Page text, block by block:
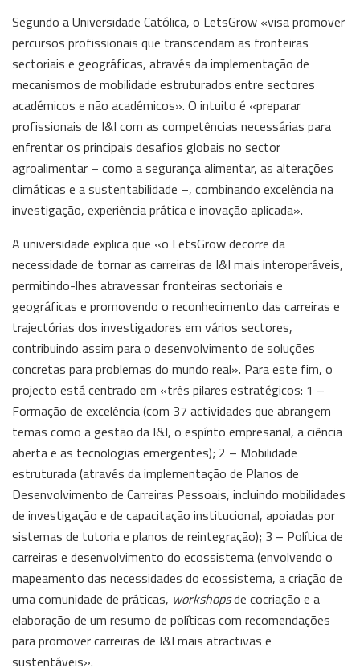
Segundo a Universidade Católica, o LetsGrow «visa promover
percursos profissionais que transcendam as fronteiras
sectoriais e geográficas, através da implementação de
mecanismos de mobilidade estruturados entre sectores
académicos e não académicos». O intuito é «preparar
profissionais de I&I com as competências necessárias para
enfrentar os principais desafios globais no sector
agroalimentar – como a segurança alimentar, as alterações
climáticas e a sustentabilidade –, combinando excelência na
investigação, experiência prática e inovação aplicada».
A universidade explica que «o LetsGrow decorre da
necessidade de tornar as carreiras de I&I mais interoperáveis,
permitindo-lhes atravessar fronteiras sectoriais e
geográficas e promovendo o reconhecimento das carreiras e
trajectórias dos investigadores em vários sectores,
contribuindo assim para o desenvolvimento de soluções
concretas para problemas do mundo real». Para este fim, o
projecto está centrado em «três pilares estratégicos: 1 –
Formação de excelência (com 37 actividades que abrangem
temas como a gestão da I&I, o espírito empresarial, a ciência
aberta e as tecnologias emergentes); 2 – Mobilidade
estruturada (através da implementação de Planos de
Desenvolvimento de Carreiras Pessoais, incluindo mobilidades
de investigação e de capacitação institucional, apoiadas por
sistemas de tutoria e planos de reintegração); 3 – Política de
carreiras e desenvolvimento do ecossistema (envolvendo o
mapeamento das necessidades do ecossistema, a criação de
uma comunidade de práticas, workshopsde cocriação e a
elaboração de um resumo de políticas com recomendações
para promover carreiras de I&I mais atractivas e
sustentáveis».